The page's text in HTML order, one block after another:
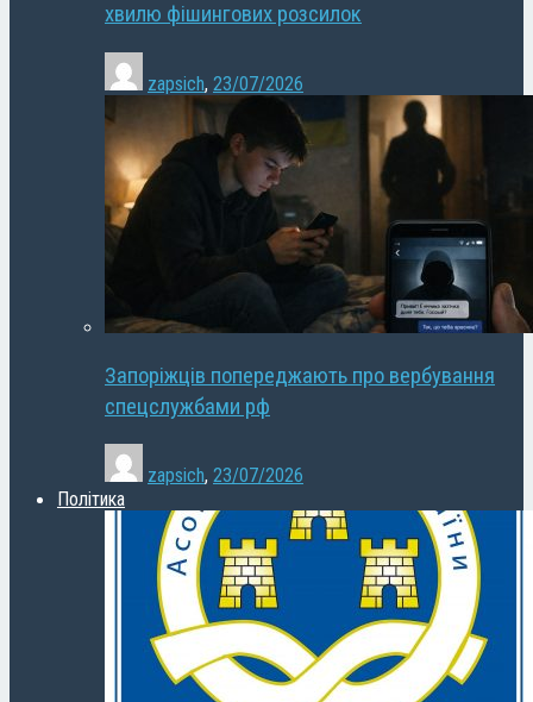
хвилю фішингових розсилок
zapsich, 23/07/2026
Запоріжців попереджають про вербування
спецслужбами рф
zapsich, 23/07/2026
Політика